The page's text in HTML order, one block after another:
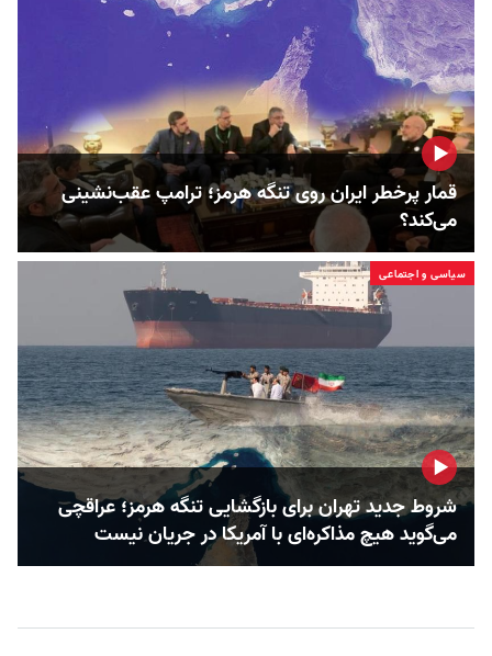
قمار پرخطر ایران روی تنگه هرمز؛ ترامپ عقب‌نشینی
می‌کند؟
سیاسی و اجتماعی
شروط جدید تهران برای بازگشایی تنگه هرمز؛ عراقچی
می‌گوید هیچ مذاکره‌ای با آمریکا در جریان نیست